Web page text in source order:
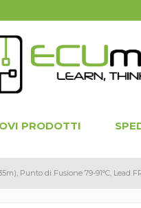
PRODOTTI
Punto di Fusione 79-91°C, Lead